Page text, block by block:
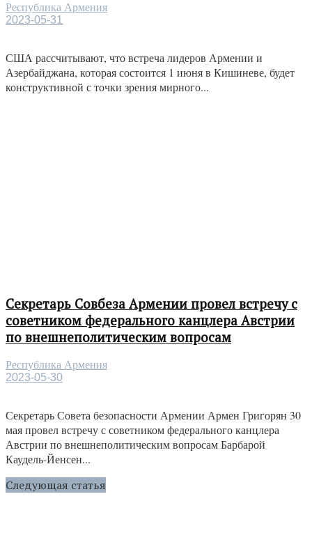
Республика Армения
2023-05-31
США рассчитывают, что встреча лидеров Армении и
Азербайджана, которая состоится 1 июня в Кишиневе, будет
конструктивной с точки зрения мирного...
Секретарь Совбеза Армении провел встречу с
советником федерального канцлера Австрии
по внешнеполитическим вопросам
Республика Армения
2023-05-30
Секретарь Совета безопасности Армении Армен Григорян 30
мая провел встречу с советником федерального канцлера
Австрии по внешнеполитическим вопросам Барбарой
Каудель-Йенсен...
Следующая статья